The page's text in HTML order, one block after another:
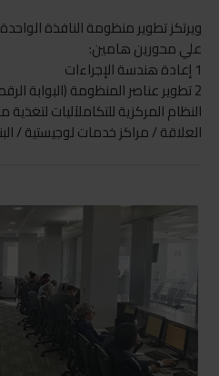
ويرتكز تطوير منظومة النافذة
علي محورين هامين:
1 إعادة هندسة الإجراءات
2 تطوير عناصر المنظومة (البوابة
النظام المركزية للتكاملآليات
العلاقة / مراكز خدمات لوجيستية /